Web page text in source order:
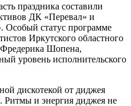
праздника составили
ДК «Перевал» и
Особый статус программе
Иркутского областного
Шопена,
уровень исполнительского
дискотекой от диджея
Ритмы и энергия диджея не